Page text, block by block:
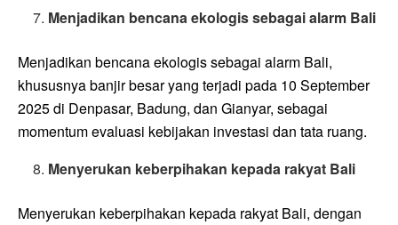
Menjadikan bencana ekologis sebagai alarm Bali
Menjadikan bencana ekologis sebagai alarm Bali,
khususnya banjir besar yang terjadi pada 10 September
2025 di Denpasar, Badung, dan Gianyar, sebagai
momentum evaluasi kebijakan investasi dan tata ruang.
Menyerukan keberpihakan kepada rakyat Bali
Menyerukan keberpihakan kepada rakyat Bali, dengan